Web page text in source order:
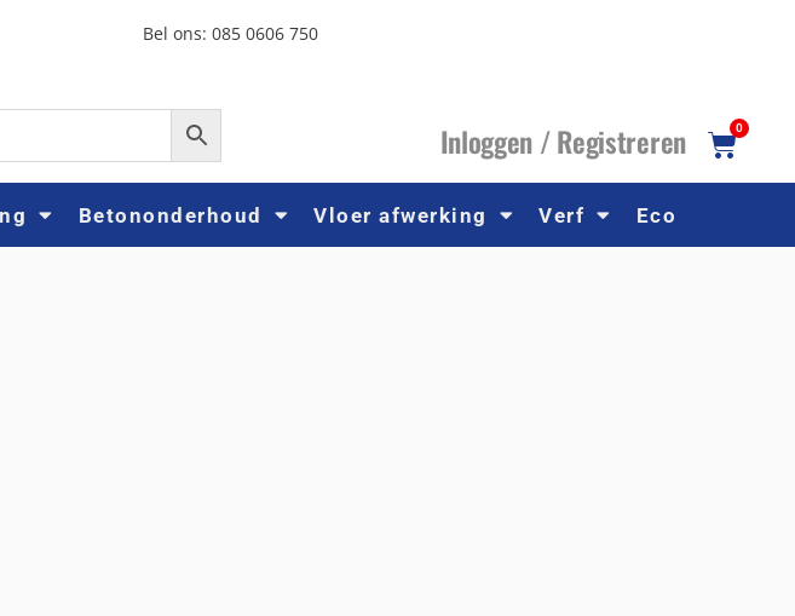
Bel ons: 085 0606 750
Inloggen /Registreren 0
Betononderhoud Vloer afwerking Verf Eco